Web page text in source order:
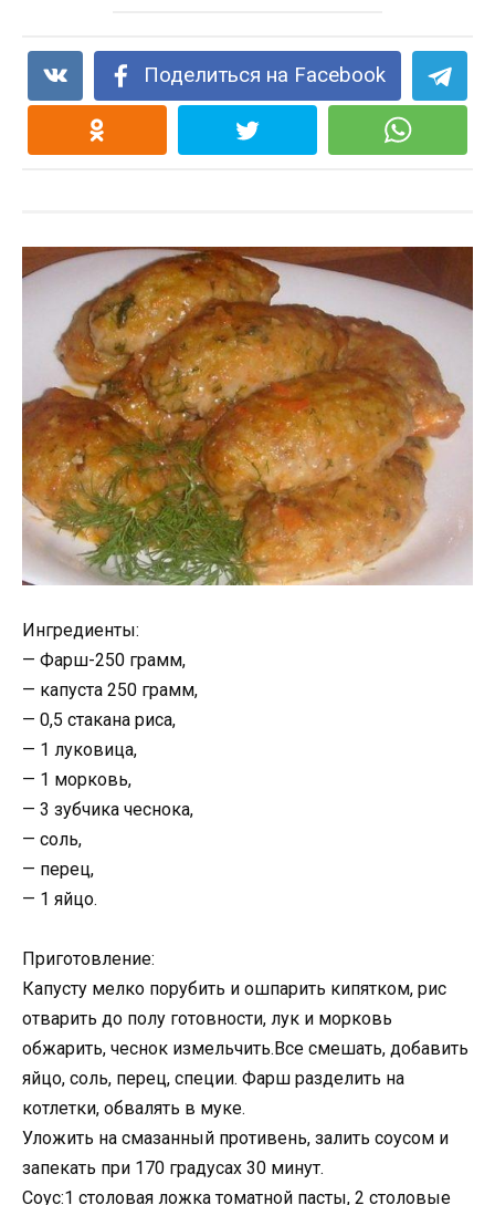
Поделиться на Facebook
Ингредиенты:
— Фарш-250 грамм,
— капуста 250 грамм,
— 0,5 стакана риса,
— 1 луковица,
— 1 морковь,
— 3 зубчика чеснока,
— соль,
— перец,
— 1 яйцо.
Приготовление:
Капусту мелко порубить и ошпарить кипятком, рис
отварить до полу готовности, лук и морковь
обжарить, чеснок измельчить.Все смешать, добавить
яйцо, соль, перец, специи. Фарш разделить на
котлетки, обвалять в муке.
Уложить на смазанный противень, залить соусом и
запекать при 170 градусах 30 минут.
Соус:1 столовая ложка томатной пасты, 2 столовые